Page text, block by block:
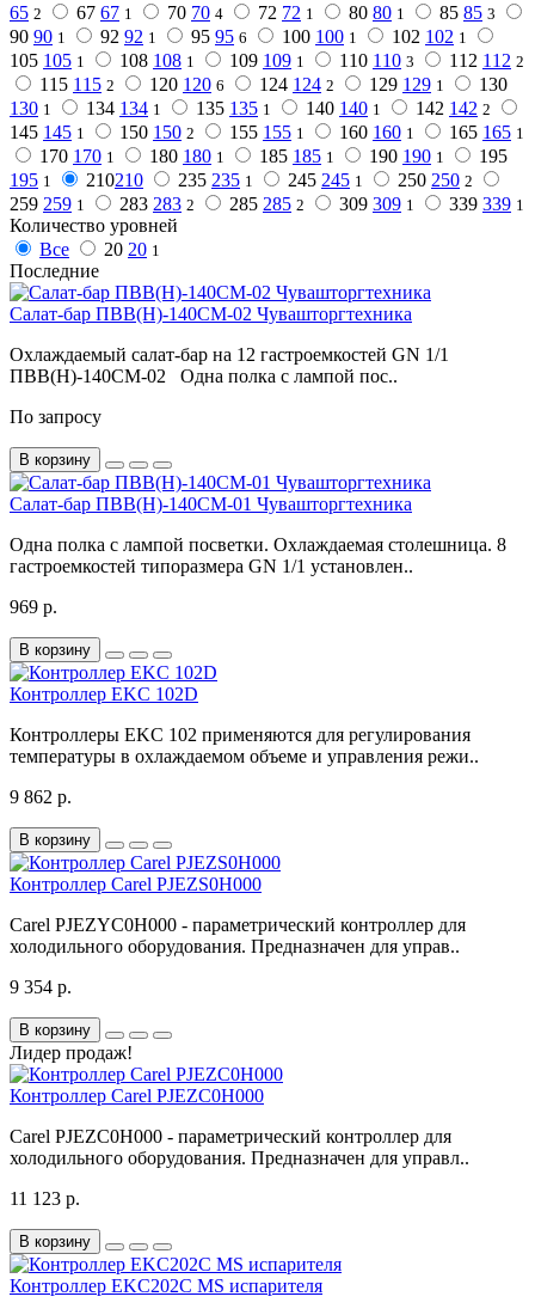
65 2 67 67 1 70 70 4 72 72 1 80 80 1 85 85 3
90 90 1 92 92 1 95 95 6 100 100 1 102 102 1
105 105 1 108 108 1 109 109 1 110 110 3 112 112 2
115 115 2 120 120 6 124 124 2 129 129 1
130
130 1 134 134 1 135 135 1 140 140 1 142 142 2
145 145 1 150 150 2 155 155 1 160 160 1 165 165 1
170 170 1 180 180 1 185 185 1 190 190 1
195
195 1 210210 235 235 1 245 245 1 250 250 2
259 259 1 283 283 2 285 285 2 309 309 1 339 339 1
Количество уровней
Все
20 20 1
Последние
Салат-бар ПВВ(Н)-140СМ-02 Чувашторгтехника
Охлаждаемый салат-бар на 12 гастроемкостей GN 1/1
ПВВ(Н)-140СМ-02 Одна полка с лампой пос..
По запросу
В корзину
Салат-бар ПВВ(Н)-140СМ-01 Чувашторгтехника
Одна полка с лампой посветки. Охлаждаемая столешница. 8
гастроемкостей типоразмера GN 1/1 установлен..
969 р.
В корзину
Контроллер EKC 102D
Контроллеры EKC 102 применяются для регулирования
температуры в охлаждаемом объеме и управления режи..
9 862 р.
В корзину
Контроллер Carel PJEZS0H000
Carel PJEZYC0H000 - параметрический контроллер для
холодильного оборудования. Предназначен для управ..
9 354 р.
В корзину
Лидер продаж!
Контроллер Carel PJEZC0H000
Carel PJEZC0H000 - параметрический контроллер для
холодильного оборудования. Предназначен для управл..
11 123 р.
В корзину
Контроллер EKC202C MS испарителя